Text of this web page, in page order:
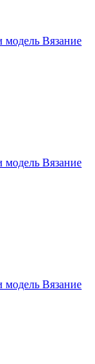
модель Вязание
модель Вязание
модель Вязание